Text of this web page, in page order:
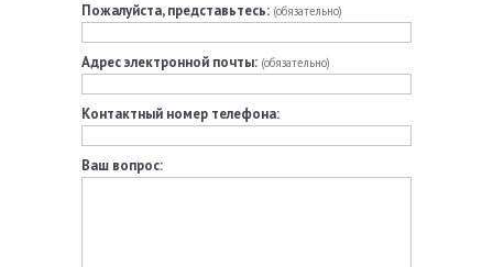
Пожалуйста, представьтесь: (обязательно)
Адрес электронной почты: (обязательно)
Контактный номер телефона:
Ваш вопрос: